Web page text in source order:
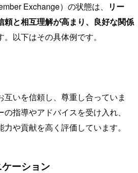
Exchange）の状態は、
リー
頼と相互理解が高まり、良好な関係
。以下はその具体例です。
互いを信頼し、尊重し合っていま
指導やアドバイスを受け入れ、
や貢献を高く評価しています。
ーション